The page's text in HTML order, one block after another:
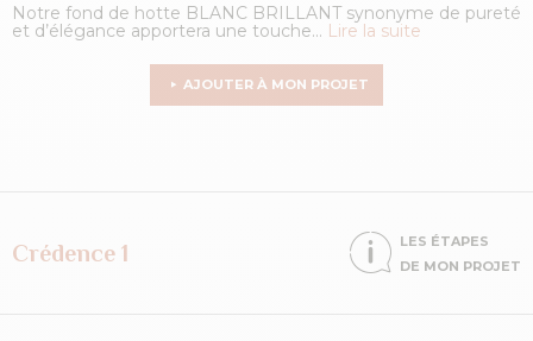
Notre fond de hotte BLANC BRILLANT synonyme de pureté
et d’élégance apportera une touche... Lire la suite
AJOUTER À MON PROJET
Crédence 1
LES ÉTAPES
DE MON PROJET